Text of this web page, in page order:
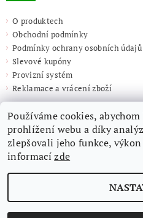
O produktech
Obchodní podmínky
Podmínky ochrany osobních údajů
Slevové kupóny
Provizní systém
Reklamace a vrácení zboží
Používáme cookies,
prohlížení webu a díky
zlepšovali jeho funkce,
informacízde